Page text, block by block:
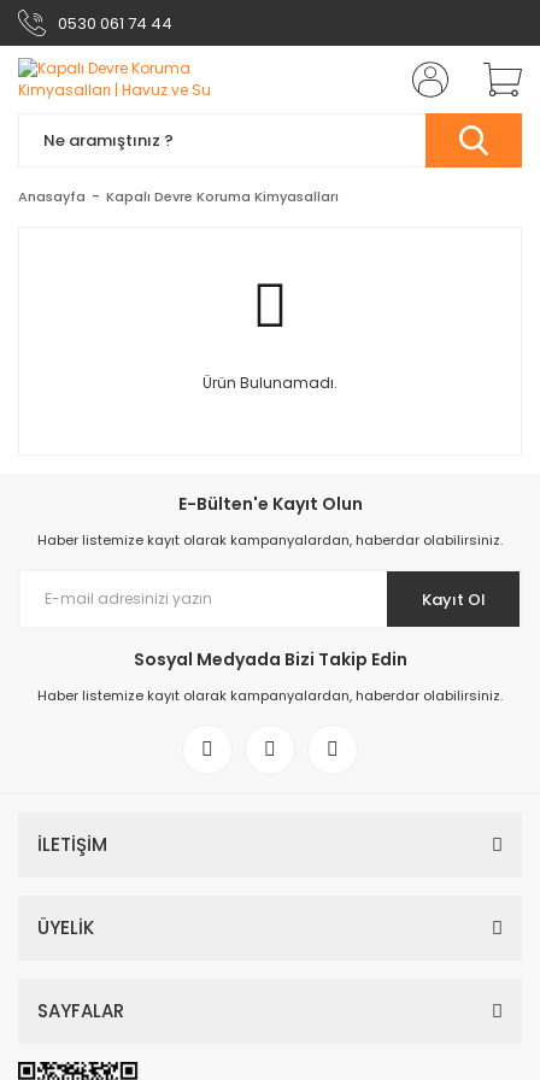
0530 061 74 44
Anasayfa Kapalı Devre Koruma Kimyasalları
Ürün Bulunamadı.
E-Bülten'e Kayıt Olun
Haber listemize kayıt olarak kampanyalardan, haberdar olabilirsiniz.
Kayıt Ol
Sosyal Medyada Bizi Takip Edin
Haber listemize kayıt olarak kampanyalardan, haberdar olabilirsiniz.
İLETİŞİM
ÜYELİK
SAYFALAR